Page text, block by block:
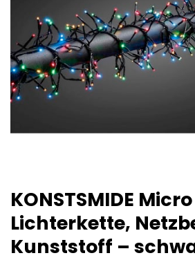
KONSTSMIDE Micro
Lichterkette,
Kunststoff –